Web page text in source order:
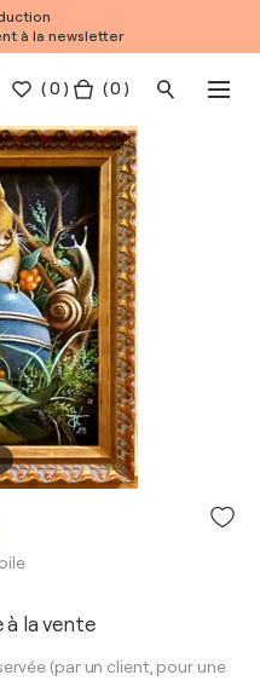
à la newsletter
(0 ) ( 0 )
la vente
(par un client, pour une